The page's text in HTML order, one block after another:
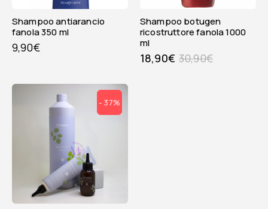
shampoo antiarancio
fanola 350 ml
9,90€
shampoo botugen
ricostruttore fanola 1000
ml
30,90€
18,90€
- 37%